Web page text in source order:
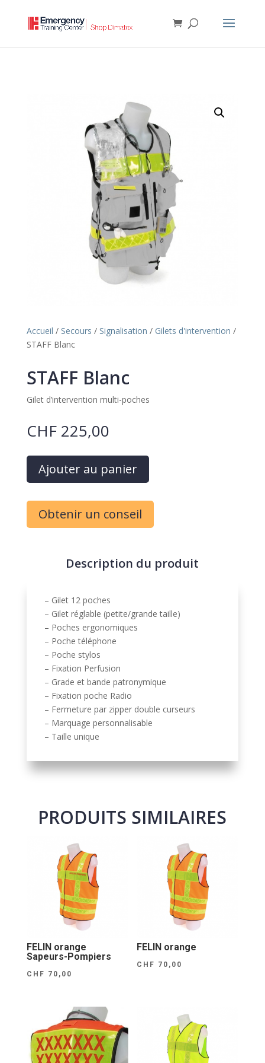
Accueil / Secours / Signalisation / Gilets d'intervention /
STAFF Blanc
STAFF Blanc
Gilet d’intervention multi-poches
CHF225,00
Ajouter au panier
e
n
:
Obtenir un conseil
Description du produit
– Gilet 12 poches
– Gilet réglable (petite/grande taille)
– Poches ergonomiques
– Poche téléphone
– Poche stylos
– Fixation Perfusion
– Grade et bande patronymique
– Fixation poche Radio
– Fermeture par zipper double curseurs
– Marquage personnalisable
– Taille unique
PRODUITS SIMILAIRES
FELIN orange
Sapeurs-Pompiers
CHF 70,00
FELIN orange
CHF 70,00